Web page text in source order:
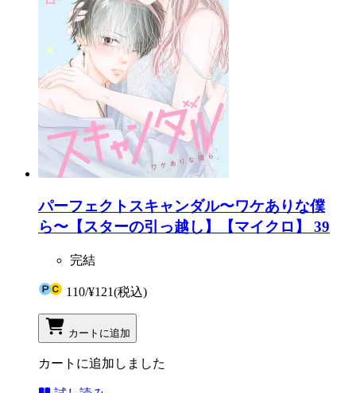
パーフェクトスキャンダル〜ワケありな僕
ら〜【スターの引っ越し】【マイクロ】 39
完結
110/¥121(税込)
カートに追加
カートに追加しました